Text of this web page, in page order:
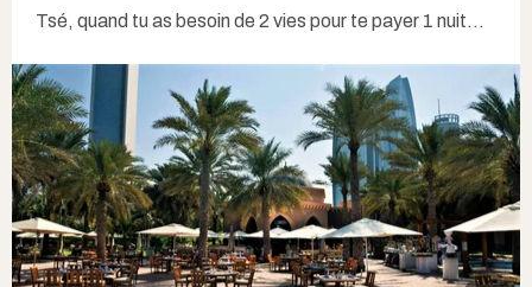
Tsé, quand tu as besoin de 2 vies pour te payer 1 nuit...